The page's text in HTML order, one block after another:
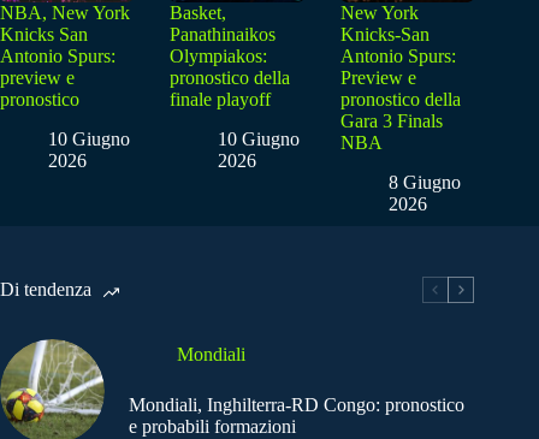
NBA, New York
Knicks San
Antonio Spurs:
preview e
pronostico
10 Giugno
2026
Basket,
Panathinaikos
Olympiakos:
pronostico della
finale playoff
10 Giugno
2026
New York
Knicks-San
Antonio Spurs:
Preview e
pronostico della
Gara 3 Finals
NBA
8 Giugno
2026
Di tendenza
Mondiali
Mondiali, Inghilterra-RD Congo: pronostico
e probabili formazioni